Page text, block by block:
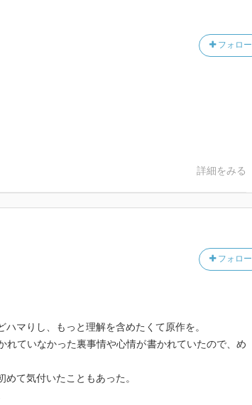
フォロー
詳細をみる
フォロー
マりし、もっと理解を含めたくて原作を。
れていなかった裏事情や心情が書かれていたので、め
て気付いたこともあった。